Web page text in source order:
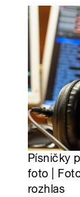
Písničky
foto |
rozhlas